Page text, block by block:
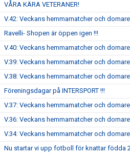
VÅRA KÄRA VETERANER!
V.42: Veckans hemmamatcher och domare
Ravelli- Shopen är öppen igen !!!
V.40: Veckans hemmamatcher och domare
V.39: Veckans hemmamatcher och domare
V.38: Veckans hemmamatcher och domare
Föreningsdagar på INTERSPORT !!!
V.37: Veckans hemmamatcher och domare
V.36: Veckans hemmamatcher och domare
V.34: Veckans hemmamatcher och domare
Nu startar vi upp fotboll för knattar födda